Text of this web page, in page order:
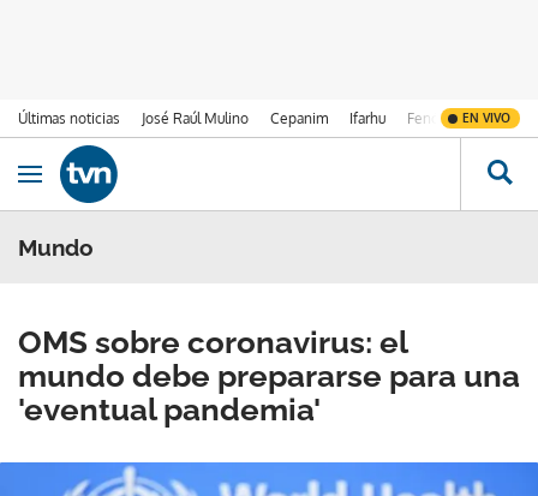
Últimas noticias José Raúl Mulino Cepanim Ifarhu Fenómeno de El
EN VIVO
Ir al contenido
Obrir navegació
Mundo
OMS sobre coronavirus: el
mundo debe prepararse para una
'eventual pandemia'